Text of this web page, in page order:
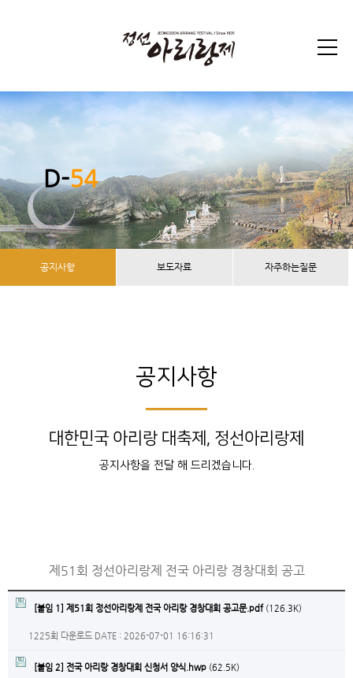
D-54
공지사항 보도자료 자주하는질문
공지사항
대한민국 아리랑 대축제, 정선아리랑제
공지사항을 전달 해 드리겠습니다.
제51회 정선아리랑제 전국 아리랑 경창대회 공고
[붙임 1] 제51회 정선아리랑제 전국 아리랑 경창대회 공고문.pdf (126.3K)
1225회 다운로드 DATE : 2026-07-01 16:16:31
[붙임 2] 전국 아리랑 경창대회 신청서 양식.hwp (62.5K)